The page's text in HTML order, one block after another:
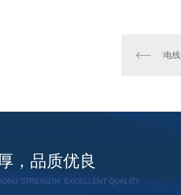
，品质优良
STRENGTH, EXCELLENT QUALITY